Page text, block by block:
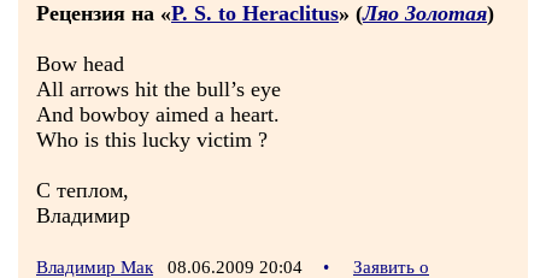
Рецензия на «P. S. to Heraclitus» (Ляо Золотая)
Bow head
All arrows hit the bull’s eye
And bowboy aimed a heart.
Who is this lucky victim ?
С теплом,
Владимир
Владимир Мак 08.06.2009 20:04 •
Заявить о